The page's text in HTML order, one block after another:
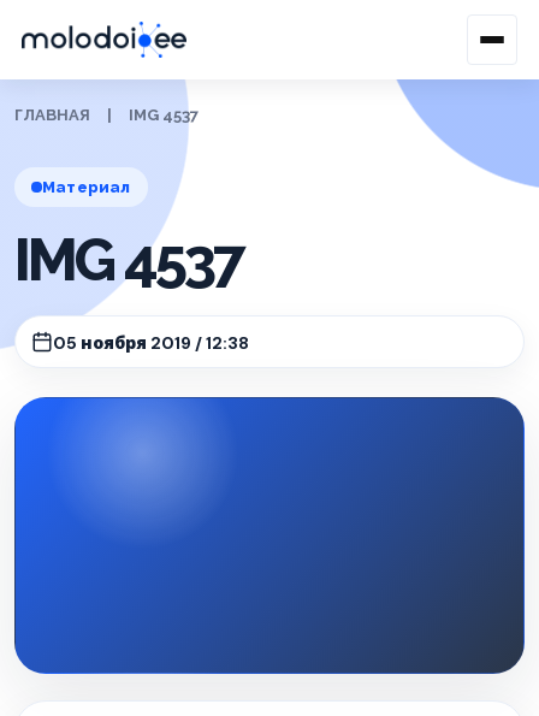
ГЛАВНАЯ IMG 4537
Материал
IMG 4537
05 ноября 2019 / 12:38